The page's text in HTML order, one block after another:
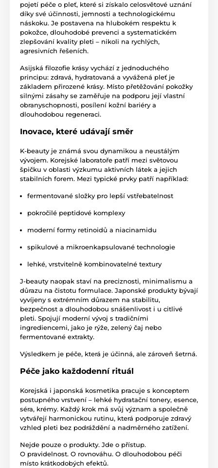
pojetí péče o pleť, které si získalo celosvětové uznání
díky své účinnosti, jemnosti a technologickému
náskoku. Je postavena na hlubokém respektu k
pokožce, dlouhodobé prevenci a systematickém
zlepšování kvality pleti – nikoli na rychlých,
agresivních řešeních.
Asijská filozofie krásy vychází z jednoduchého
principu: zdravá, hydratovaná a vyvážená pleť je
základem přirozené krásy. Místo přetěžování pokožky
silnými zásahy se zaměřuje na podporu její vlastní
obranyschopnosti, posílení kožní bariéry a
dlouhodobou regeneraci.
Inovace, které udávají směr
K-beauty je známá svou dynamikou a neustálým
vývojem. Korejské laboratoře patří mezi světovou
špičku v oblasti výzkumu aktivních látek a jejich
stabilních forem. Mezi typické prvky patří například:
fermentované složky pro lepší vstřebatelnost
pokročilé peptidové komplexy
moderní formy retinoidů a niacinamidu
spikulové a mikroenkapsulované technologie
lehké, vrstvitelně kombinovatelné textury
J-beauty naopak staví na preciznosti, minimalismu a
důrazu na čistotu formulace. Japonské produkty bývají
vyvíjeny s extrémním důrazem na stabilitu,
bezpečnost a dlouhodobou snášenlivost i u citlivé
pleti. Spojují moderní vývoj s tradičními
ingrediencemi, jako je rýže, zelený čaj nebo
fermentované extrakty.
Výsledkem je péče, která je účinná, ale zároveň šetrná.
Péče jako každodenní rituál
Korejská i japonská kosmetika pracuje s konceptem
postupného vrstvení – lehké hydratační tonery, esence,
séra, krémy. Každý krok má svůj význam a společně
vytvářejí harmonickou rutinu, která podporuje zdravý
vzhled pleti bez podráždění a nadměrného zatížení.
Nejde pouze o produkty. Jde o přístup.
O pravidelnost. O rovnováhu. O dlouhodobou péči
místo krátkodobých efektů.